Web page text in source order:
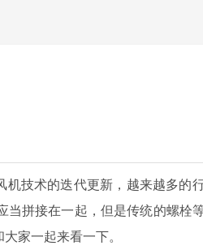
技术的迭代更新，越来越多的
当拼接在一起，但是传统的螺栓
家一起来看一下。